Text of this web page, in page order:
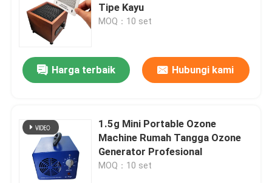
Tipe Kayu
MOQ：10 set
Harga terbaik Hubungi kami
1.5g Mini Portable Ozone
Machine Rumah Tangga Ozone
Generator Profesional
MOQ：10 set